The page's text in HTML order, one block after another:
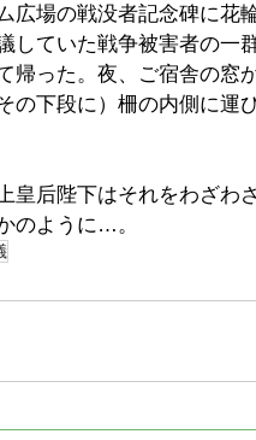
広場の戦没者記念碑に花
していた戦争被害者の一
帰った。夜、ご宿舎の窓
の下段に）柵の内側に運
皇后陛下はそれをわざわ
のように…。